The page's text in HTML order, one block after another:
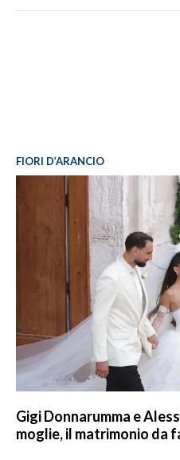
FIORI D’ARANCIO
Gigi Donnarumma e
moglie, il matrimonio da